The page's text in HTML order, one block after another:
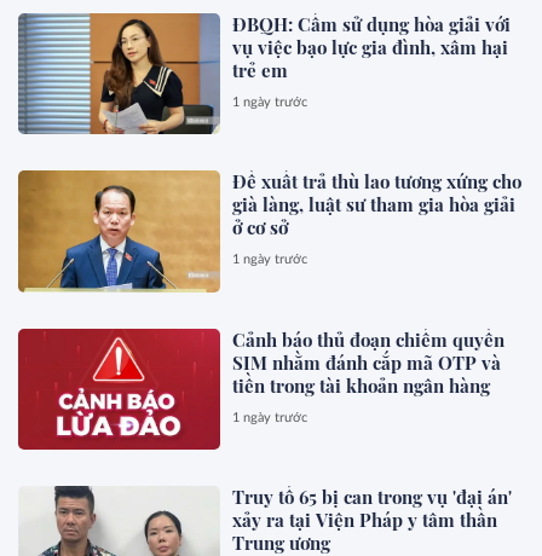
ĐBQH: Cấm sử dụng hòa giải với
vụ việc bạo lực gia đình, xâm hại
trẻ em
1 ngày trước
Đề xuất trả thù lao tương xứng cho
già làng, luật sư tham gia hòa giải
ở cơ sở
1 ngày trước
Cảnh báo thủ đoạn chiếm quyền
SIM nhằm đánh cắp mã OTP và
tiền trong tài khoản ngân hàng
1 ngày trước
Truy tố 65 bị can trong vụ 'đại án'
xảy ra tại Viện Pháp y tâm thần
Trung ương